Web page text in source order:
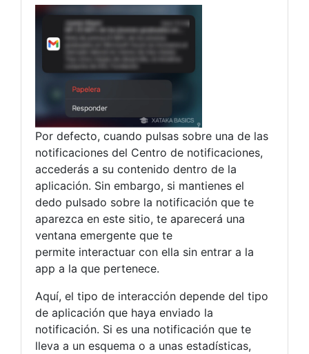
Por defecto, cuando pulsas sobre una de las
notificaciones del Centro de notificaciones,
accederás a su contenido dentro de la
aplicación. Sin embargo, si mantienes el
dedo pulsado sobre la notificación que te
aparezca en este sitio, te aparecerá una
ventana emergente que te
permite interactuar con ella sin entrar a la
app a la que pertenece.
Aquí, el tipo de interacción depende del tipo
de aplicación que haya enviado la
notificación. Si es una notificación que te
lleva a un esquema o a unas estadísticas,